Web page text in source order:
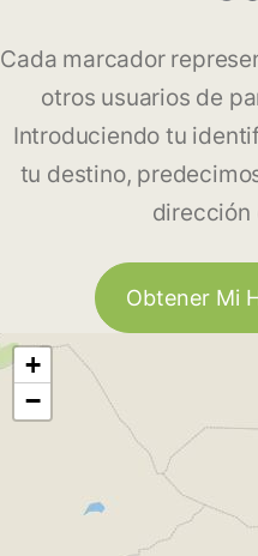
Cada marcador
otros usuarios de
Introduciendo tu
tu destino,
dirección
Obtener Mi
+
−